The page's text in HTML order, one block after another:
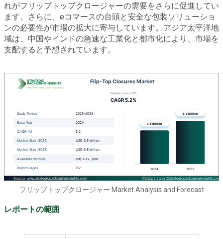
れがフリップトップクロージャーの需要をさらに促進してい
ます。さらに、eコマースの台頭と安全な包装ソリューショ
ンの必要性が市場の拡大に寄与しています。アジア太平洋地
域は、中国やインドの急速な工業化と都市化により、市場を
支配すると予想されています。
フリップトップクロージャー Market Analysis and Forecast
レポートの範囲